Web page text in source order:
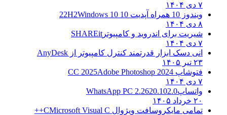
ویندوز 10 همراه آپدیت 10 22H2
Windows 10
شیریت برای اندروید و کامپیوترSHAREit
انی دسک ابزار قدرتمند کنترل کامپیوتر ازAnyDesk
۲۳ تیر ۱۴۰۵
فتوشاپ CC 2025Adobe Photoshop 2024
واتساپWhatsApp PC 2.2620.102.0
۲۰ خرداد ۱۴۰۵
تمامی مایکروسافت ویژوال C Microsoft Visual C++